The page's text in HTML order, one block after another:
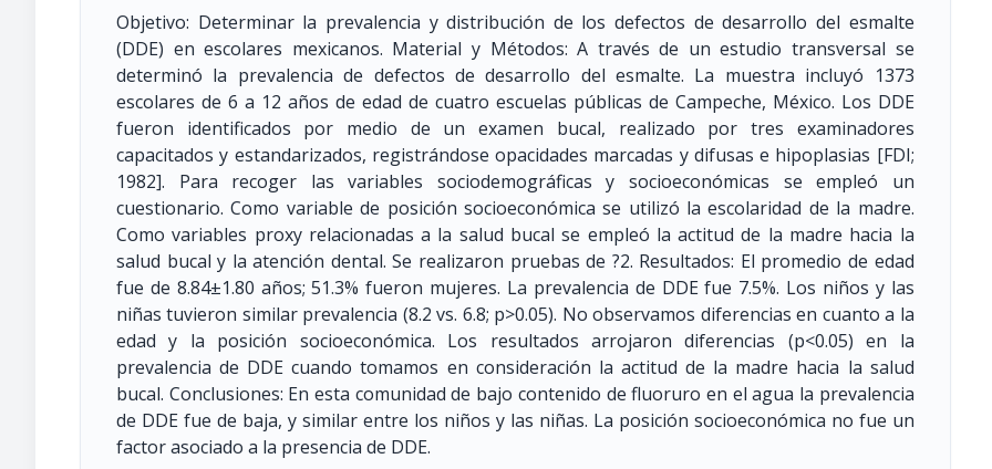
Objetivo: Determinar la prevalencia y distribución de los defectos de desarrollo del esmalte
(DDE) en escolares mexicanos. Material y Métodos: A través de un estudio transversal se
determinó la prevalencia de defectos de desarrollo del esmalte. La muestra incluyó 1373
escolares de 6 a 12 años de edad de cuatro escuelas públicas de Campeche, México. Los DDE
fueron identificados por medio de un examen bucal, realizado por tres examinadores
capacitados y estandarizados, registrándose opacidades marcadas y difusas e hipoplasias [FDI;
1982]. Para recoger las variables sociodemográficas y socioeconómicas se empleó un
cuestionario. Como variable de posición socioeconómica se utilizó la escolaridad de la madre.
Como variables proxy relacionadas a la salud bucal se empleó la actitud de la madre hacia la
salud bucal y la atención dental. Se realizaron pruebas de ?2. Resultados: El promedio de edad
fue de 8.84±1.80 años; 51.3% fueron mujeres. La prevalencia de DDE fue 7.5%. Los niños y las
niñas tuvieron similar prevalencia (8.2 vs. 6.8; p>0.05). No observamos diferencias en cuanto a la
edad y la posición socioeconómica. Los resultados arrojaron diferencias (p<0.05) en la
prevalencia de DDE cuando tomamos en consideración la actitud de la madre hacia la salud
bucal. Conclusiones: En esta comunidad de bajo contenido de fluoruro en el agua la prevalencia
de DDE fue de baja, y similar entre los niños y las niñas. La posición socioeconómica no fue un
factor asociado a la presencia de DDE.